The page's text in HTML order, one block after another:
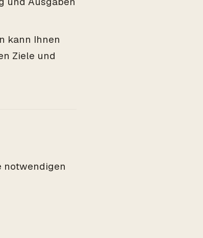
kann Ihnen
Ziele und
notwendigen